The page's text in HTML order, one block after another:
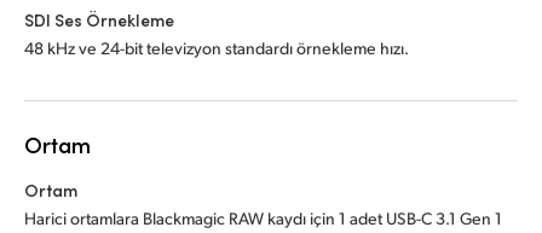
SDI Ses Örnekleme
48 kHz ve 24-bit televizyon standardı örnekleme hızı.
Ortam
Ortam
Harici ortamlara Blackmagic RAW kaydı için 1 adet USB-C 3.1 Gen 1